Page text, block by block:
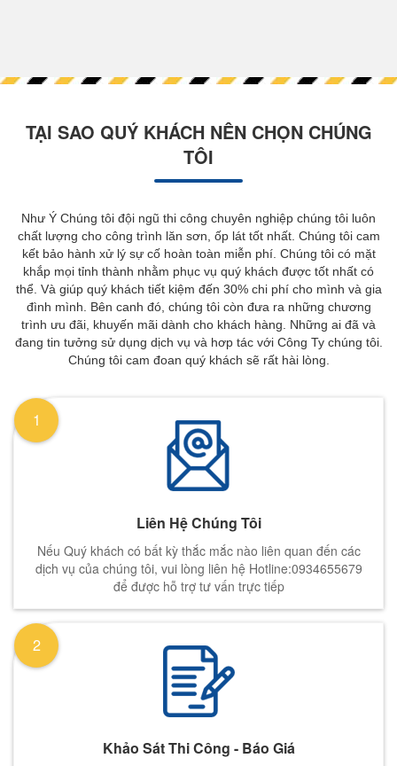
TẠI SAO QUÝ KHÁCH NÊN CHỌN CHÚNG
TÔI
Như Ý Chúng tôi đội ngũ thi công chuyên nghiệp chúng tôi luôn
chất lượng cho công trình lăn sơn, ốp lát tốt nhất. Chúng tôi cam
kết bảo hành xử lý sự cố hoàn toàn miễn phí. Chúng tôi có mặt
khắp mọi tỉnh thành nhằm phục vụ quý khách được tốt nhất có
thể. Và giúp quý khách tiết kiệm đến 30% chi phí cho mình và gia
đình mình. Bên canh đó, chúng tôi còn đưa ra những chương
trình ưu đãi, khuyến mãi dành cho khách hàng. Những ai đã và
đang tin tưởng sử dụng dịch vụ và hơp tác với Công Ty chúng tôi.
Chúng tôi cam đoan quý khách sẽ rất hài lòng.
Liên Hệ Chúng Tôi
Nếu Quý khách có bất kỳ thắc mắc nào liên quan đến các
dịch vụ của chúng tôi, vui lòng liên hệ Hotline:0934655679
để được hỗ trợ tư vấn trực tiếp
1
Khảo Sát Thi Công - Báo Giá
2